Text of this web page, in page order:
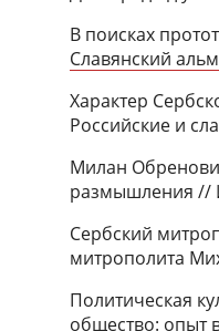
В поисках
Славянский
Характер
Российские и
Милан
размышления //
Сербский
митрополита
Политическая
общество: опыт